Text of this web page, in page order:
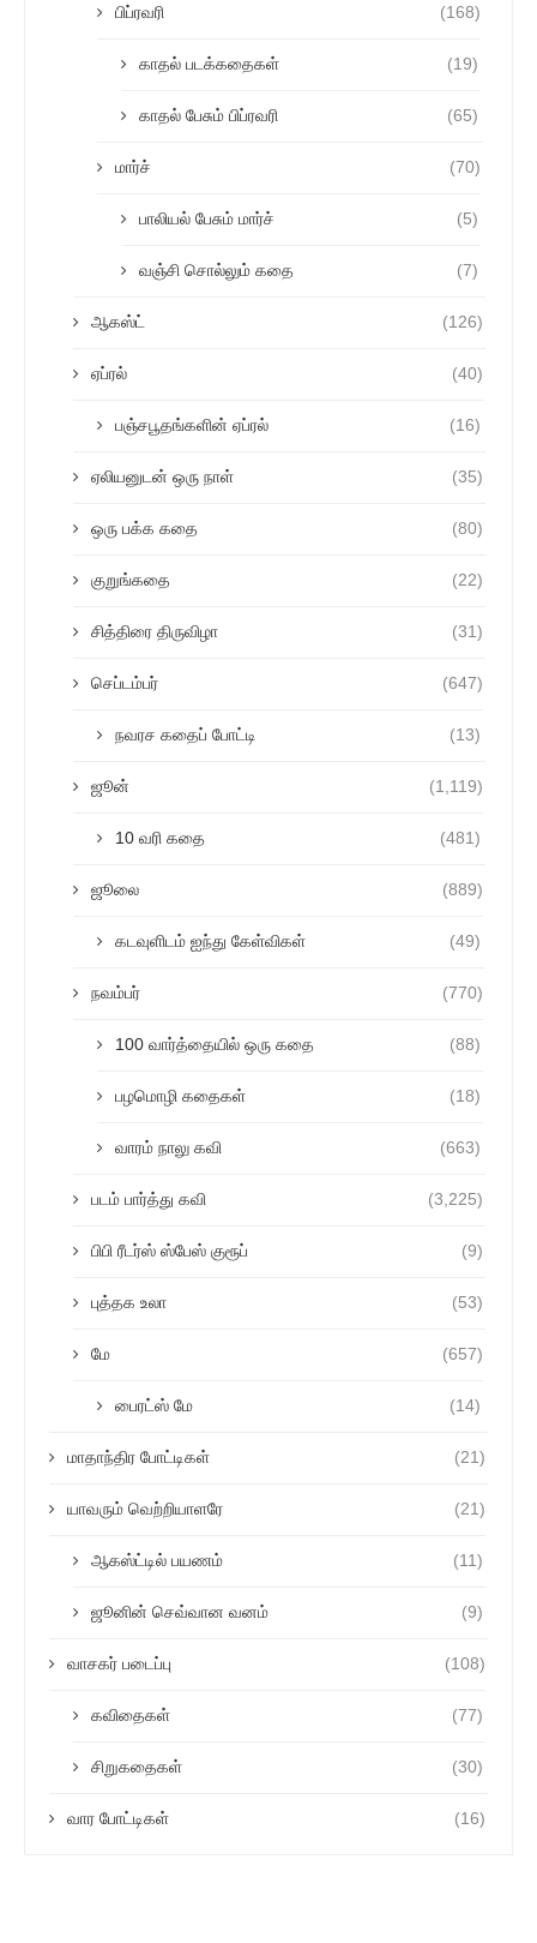
பிப்ரவரி (168)
காதல் படக்கதைகள் (19)
காதல் பேசும் பிப்ரவரி (65)
மார்ச் (70)
பாலியல் பேசும் மார்ச் (5)
வஞ்சி சொல்லும் கதை (7)
ஆகஸ்ட் (126)
ஏப்ரல் (40)
பஞ்சபூதங்களின் ஏப்ரல் (16)
ஏலியனுடன் ஒரு நாள் (35)
ஒரு பக்க கதை (80)
குறுங்கதை (22)
சித்திரை திருவிழா (31)
செப்டம்பர் (647)
நவரச கதைப் போட்டி (13)
ஜூன் (1,119)
10 வரி கதை (481)
ஜூலை (889)
கடவுளிடம் ஐந்து கேள்விகள் (49)
நவம்பர் (770)
100 வார்த்தையில் ஒரு கதை (88)
பழமொழி கதைகள் (18)
வாரம் நாலு கவி (663)
படம் பார்த்து கவி (3,225)
பிபி ரீடர்ஸ் ஸ்பேஸ் குரூப் (9)
புத்தக உலா (53)
மே (657)
பைரட்ஸ் மே (14)
மாதாந்திர போட்டிகள் (21)
யாவரும் வெற்றியாளரே (21)
ஆகஸ்ட்டில் பயணம் (11)
ஜூனின் செவ்வான வனம் (9)
வாசகர் படைப்பு (108)
கவிதைகள் (77)
சிறுகதைகள் (30)
வார போட்டிகள் (16)